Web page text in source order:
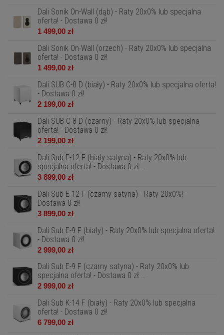
Dali Sonik On-Wall (dąb) - Raty 20x0% lub specjalna
oferta! - Dostawa 0 zł!
1 499,00 zł
Dali Sonik On-Wall (orzech) - Raty 20x0% lub specjalna
oferta! - Dostawa 0 zł!
1 499,00 zł
Dali SUB C-8 D (biały) - Raty 20x0% lub specjalna oferta!
- Dostawa 0 zł!
2 199,00 zł
Dali SUB C-8 D (czarny) - Raty 20x0% lub specjalna
oferta! - Dostawa 0 zł!
2 199,00 zł
Dali Sub E-12 F (biały satyna) - Raty 20x0% lub
specjalna oferta! - Dostawa 0 zł...
3 899,00 zł
Dali Sub E-12 F (czarny satyna) - Raty 20x0%! -
Dostawa 0 zł!
3 899,00 zł
Dali Sub E-9 F (biały) - Raty 20x0% lub specjalna oferta!
- Dostawa 0 zł!
2 999,00 zł
Dali Sub E-9 F (czarny satyna) - Raty 20x0% lub
specjalna oferta! - Dostawa 0 zł...
2 999,00 zł
Dali Sub K-14 F (biały) - Raty 20x0% lub specjalna
oferta! - Dostawa 0 zł!
6 799,00 zł